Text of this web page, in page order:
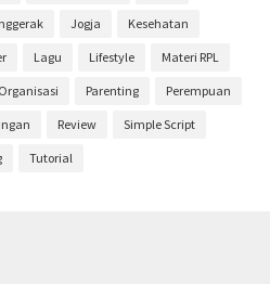
Jogja Kesehatan
Lagu Lifestyle Materi RPL
Organisasi Parenting Perempuan
Review Simple Script
Tutorial